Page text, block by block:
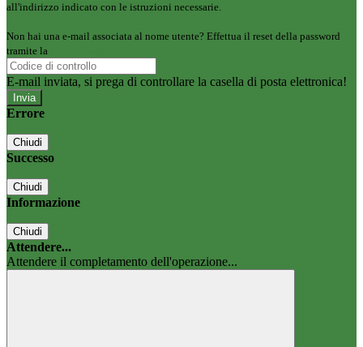
all'indirizzo indicato con le istruzioni necessarie.
Non hai una e-mail associata al nome utente? Effettua il reset della password
tramite la
E-mail inviata, si prega di controllare la casella di posta elettronica!
Errore
Chiudi
Successo
Chiudi
Informazione
Chiudi
Attendere...
Attendere il completamento dell'operazione...